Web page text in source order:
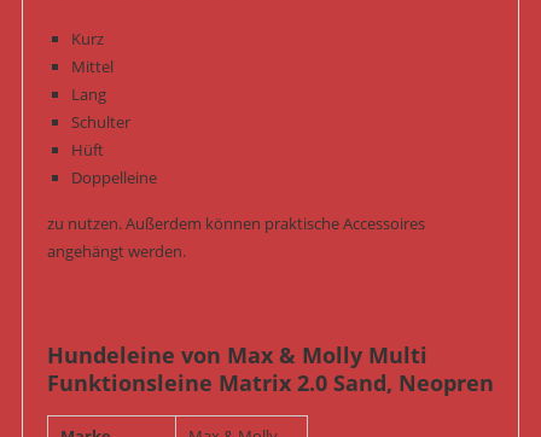
Kurz
Mittel
Lang
Schulter
Hüft
Doppelleine
zu nutzen. Außerdem können praktische Accessoires
angehängt werden.
Hundeleine von Max & Molly Multi
Funktionsleine Matrix 2.0 Sand, Neopren